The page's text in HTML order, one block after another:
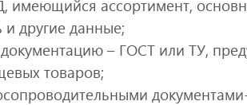
имеющийся ассортимент,
другие данные;
– ГОСТ или ТУ,
товаров;